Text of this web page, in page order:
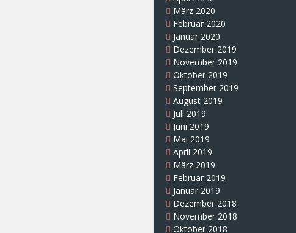
März 2020
Februar 2020
Januar 2020
Dezember 2019
November 2019
Oktober 2019
September 2019
August 2019
Juli 2019
Juni 2019
Mai 2019
April 2019
März 2019
Februar 2019
Januar 2019
Dezember 2018
November 2018
Oktober 2018